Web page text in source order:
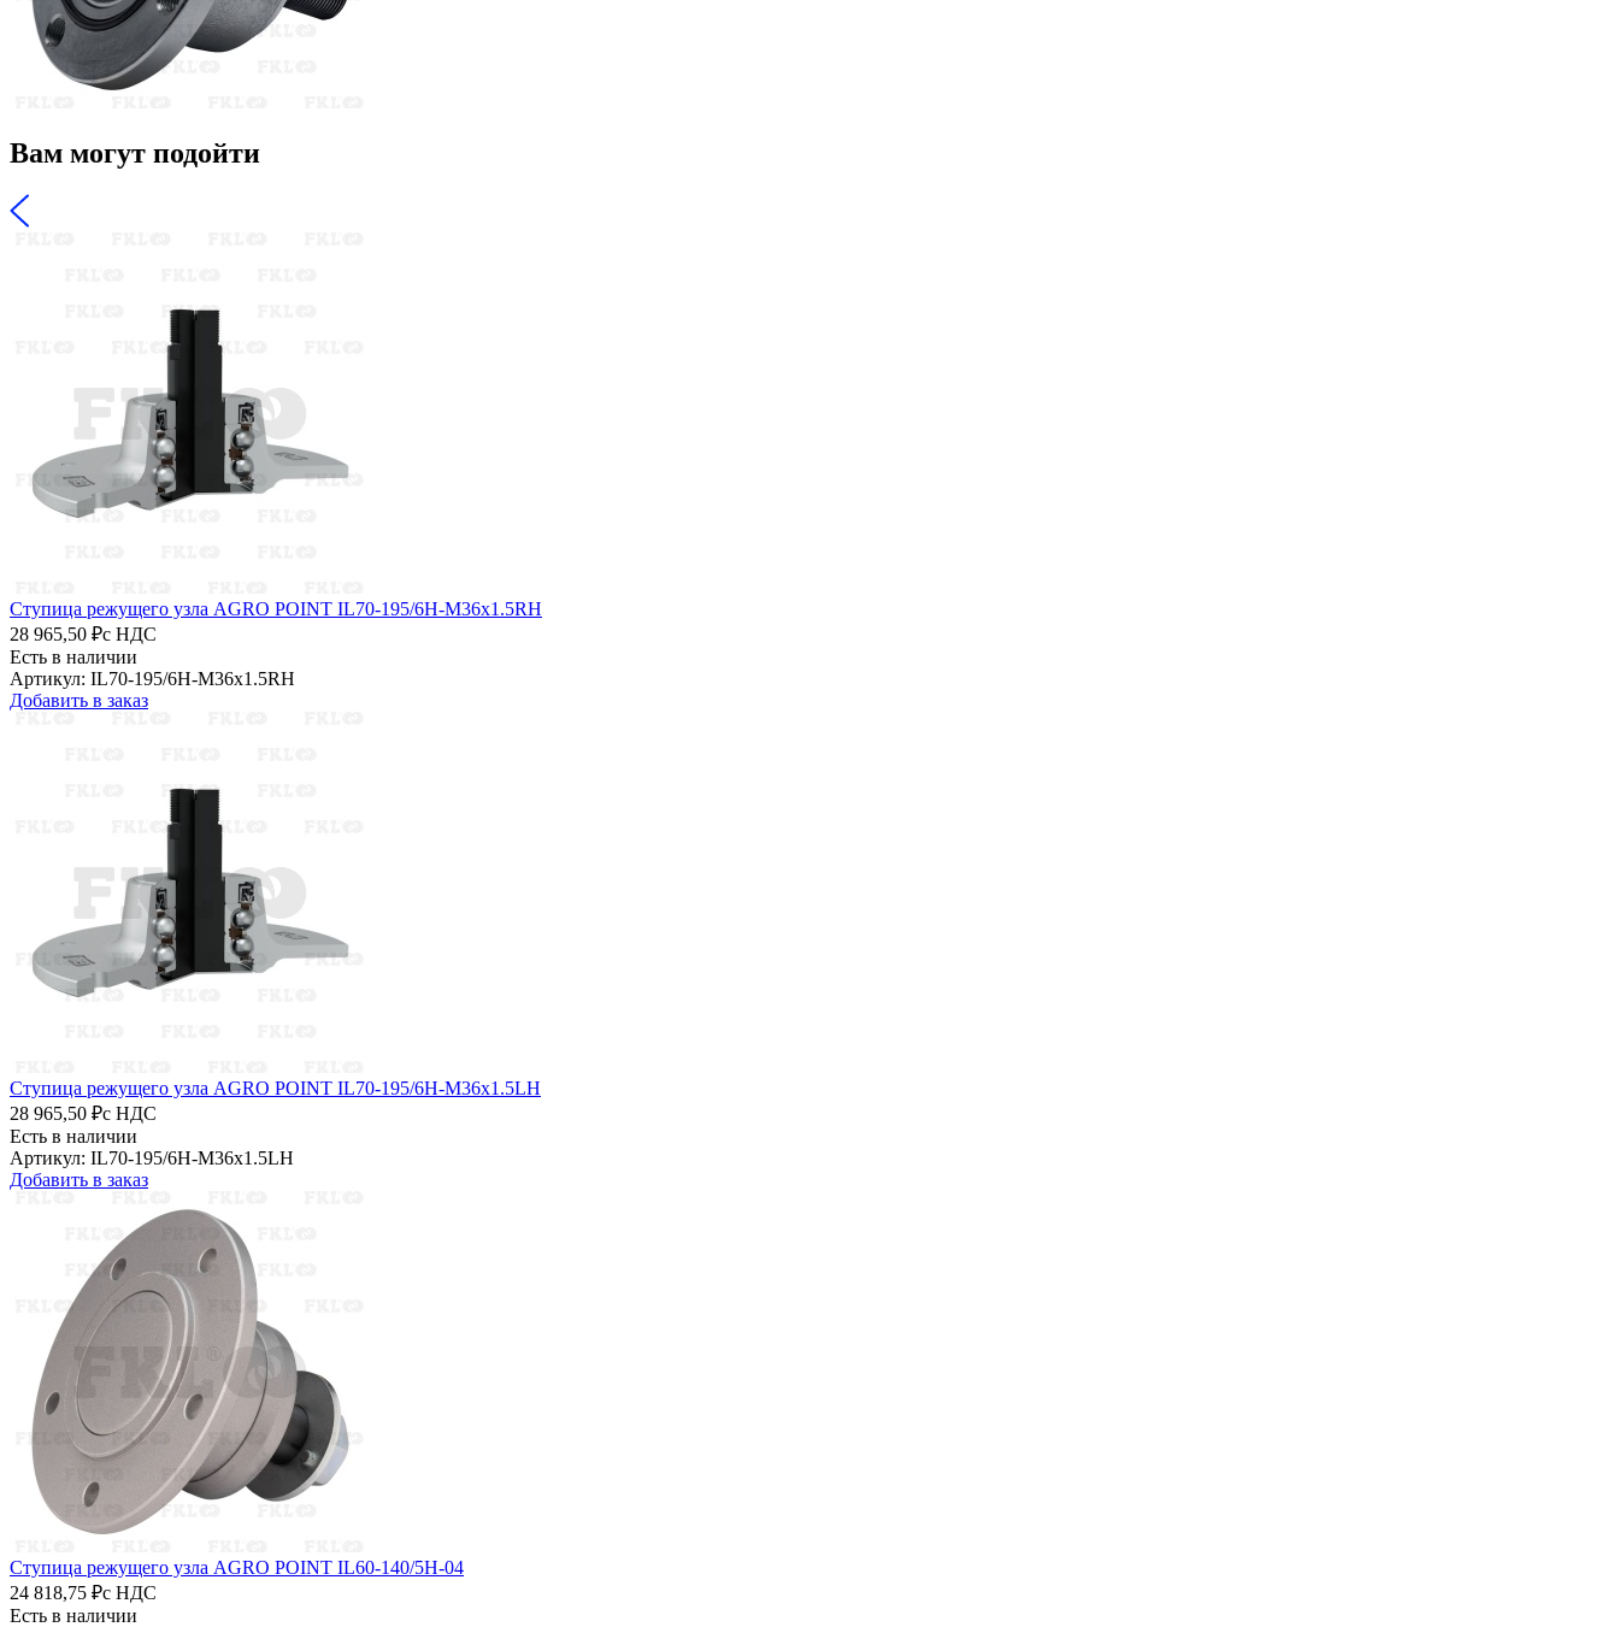
Вам могут подойти
Ступица режущего узла AGRO POINT IL70-195/6H-M36x1.5RH
28 965,50 ₽с НДС
Есть в наличии
Артикул: IL70-195/6H-M36x1.5RH
Добавить в заказ
Ступица режущего узла AGRO POINT IL70-195/6H-M36x1.5LH
28 965,50 ₽с НДС
Есть в наличии
Артикул: IL70-195/6H-M36x1.5LH
Добавить в заказ
Ступица режущего узла AGRO POINT IL60-140/5H-04
24 818,75 ₽с НДС
Есть в наличии